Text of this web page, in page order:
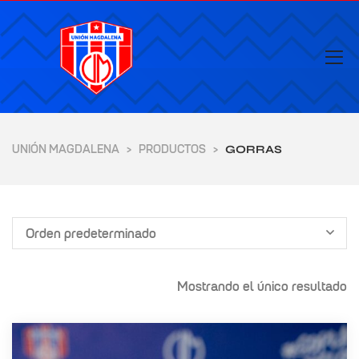
UNIÓN MAGDALENA > PRODUCTOS > GORRAS
Mostrando el único resultado
Orden predeterminado